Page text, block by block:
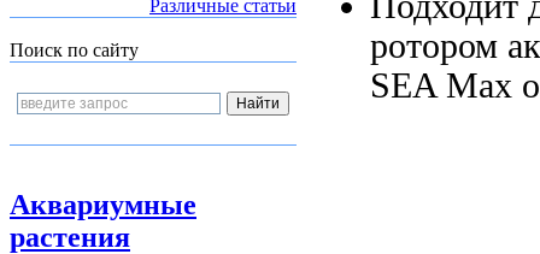
Различные статьи
Поиск по сайту
Аквариумные
растения
ротором
SEA Max